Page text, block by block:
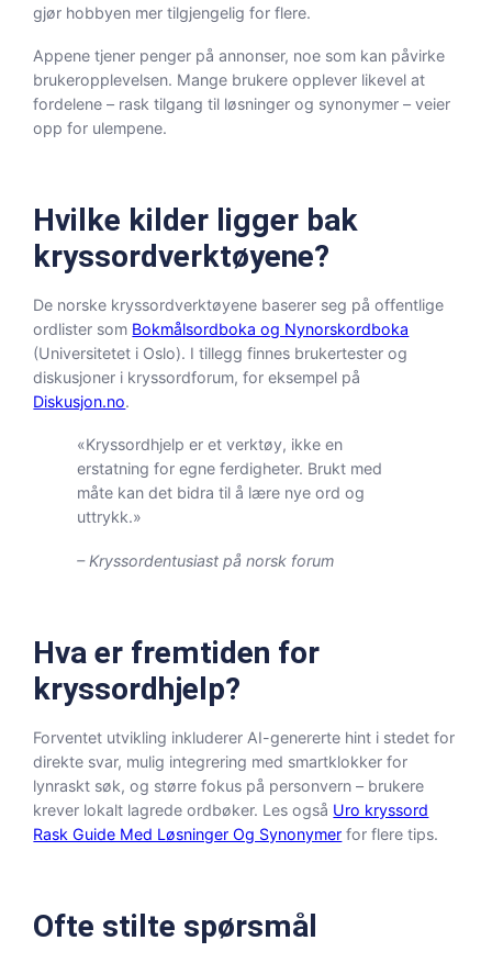
gjør hobbyen mer tilgjengelig for flere.
Appene tjener penger på annonser, noe som kan påvirke
brukeropplevelsen. Mange brukere opplever likevel at
fordelene – rask tilgang til løsninger og synonymer – veier
opp for ulempene.
Hvilke kilder ligger bak
kryssordverktøyene?
De norske kryssordverktøyene baserer seg på offentlige
ordlister som Bokmålsordboka og Nynorskordboka
(Universitetet i Oslo). I tillegg finnes brukertester og
diskusjoner i kryssordforum, for eksempel på
Diskusjon.no.
«Kryssordhjelp er et verktøy, ikke en
erstatning for egne ferdigheter. Brukt med
måte kan det bidra til å lære nye ord og
uttrykk.»
– Kryssordentusiast på norsk forum
Hva er fremtiden for
kryssordhjelp?
Forventet utvikling inkluderer AI-genererte hint i stedet for
direkte svar, mulig integrering med smartklokker for
lynraskt søk, og større fokus på personvern – brukere
krever lokalt lagrede ordbøker. Les også Uro kryssord
Rask Guide Med Løsninger Og Synonymer for flere tips.
Ofte stilte spørsmål